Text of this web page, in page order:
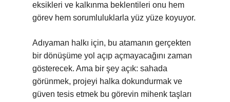
eksikleri ve kalkınma beklentileri onu hem
görev hem sorumluluklarla yüz yüze koyuyor.
Adıyaman halkı için, bu atamanın gerçekten
bir dönüşüme yol açıp açmayacağını zaman
gösterecek. Ama bir şey açık: sahada
görünmek, projeyi halka dokundurmak ve
güven tesis etmek bu görevin mihenk taşları